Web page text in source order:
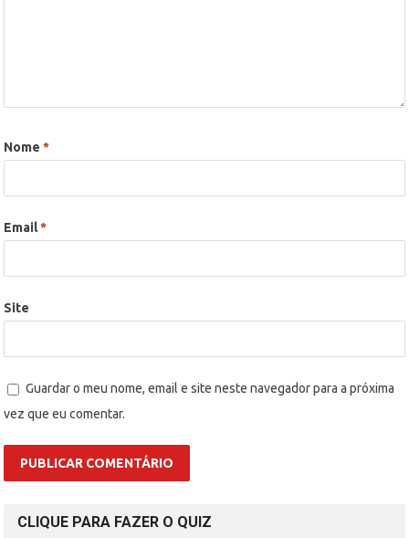
Nome*
Email*
Site
Guardar o meu nome, email e site neste navegador para a próxima
vez que eu comentar.
CLIQUE PARA FAZER O QUIZ